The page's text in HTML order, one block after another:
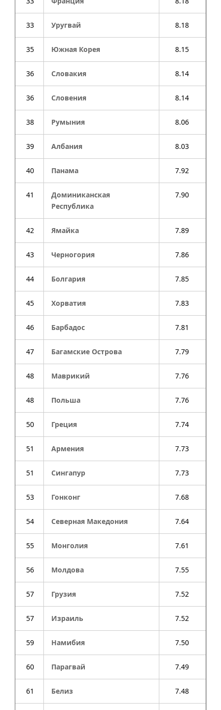
33 Уругвай 8.18
35 Южная Корея 8.15
36 Словакия 8.14
36 Словения 8.14
38 Румыния 8.06
39 Албания 8.03
40 Панама 7.92
41
Доминиканская
Республика
7.90
42 Ямайка 7.89
43 Черногория 7.86
44 Болгария 7.85
45 Хорватия 7.83
46 Барбадос 7.81
47 Багамские Острова 7.79
48 Маврикий 7.76
48 Польша 7.76
50 Греция 7.74
51 Армения 7.73
51 Сингапур 7.73
53 Гонконг 7.68
54 Северная Македония 7.64
55 Монголия 7.61
56 Молдова 7.55
57 Грузия 7.52
57 Израиль 7.52
59 Намибия 7.50
60 Парагвай 7.49
61 Белиз 7.48